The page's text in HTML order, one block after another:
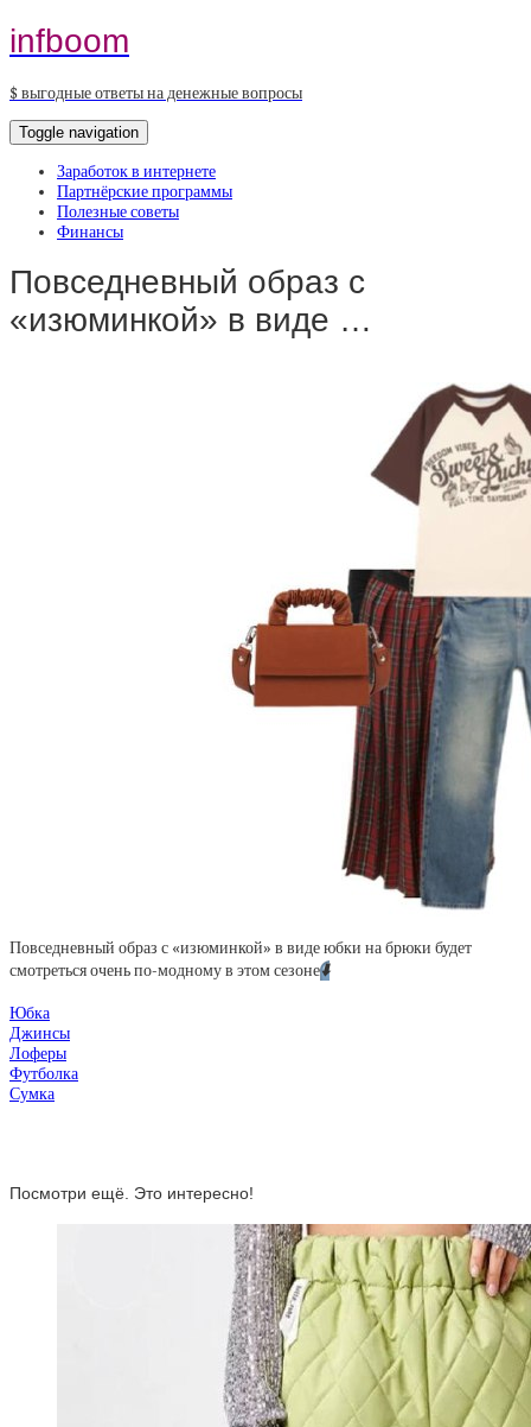
infboom
$ выгодные ответы на денежные вопросы
Toggle navigation
Заработок в интернете
Партнёрские программы
Полезные советы
Финансы
Повседневный образ с
«изюминкой» в виде …
Повседневный образ с «изюминкой» в виде юбки на брюки будет
смотреться очень по-модному в этом сезоне⬇️
Юбка
Джинсы
Лоферы
Футболка
Сумка
Посмотри ещё. Это интересно!